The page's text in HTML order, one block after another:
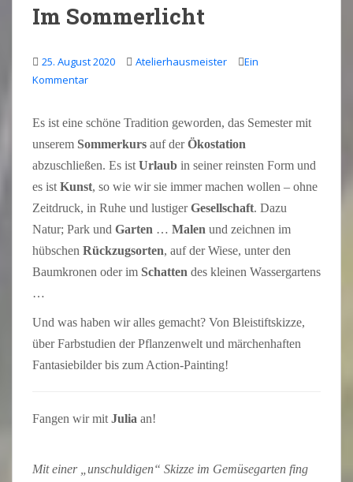
Im Sommerlicht
25. August 2020 Atelierhausmeister
Ein
Kommentar
Es ist eine schöne Tradition geworden, das Semester mit
unserem Sommerkurs auf derÖkostation
abzuschließen. Es ist Urlaub in seiner reinsten Form und
es ist Kunst, so wie wir sie immer machen wollen – ohne
Zeitdruck, in Ruhe und lustigerGesellschaft. Dazu
Natur; Park und Garten … Malen und zeichnen im
hübschen Rückzugsorten, auf der Wiese, unter den
Baumkronen oder im Schatten des kleinen Wassergartens
…
Und was haben wir alles gemacht? Von Bleistiftskizze,
über Farbstudien der Pflanzenwelt und märchenhaften
Fantasiebilder bis zum Action-Painting!
Fangen wir mit Julia an!
Mit einer „unschuldigen“ Skizze im Gemüsegarten fing